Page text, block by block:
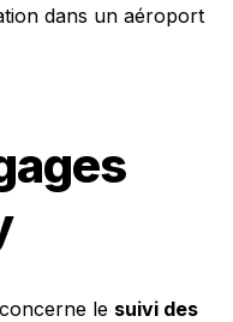
dans un aéroport
le suivi des